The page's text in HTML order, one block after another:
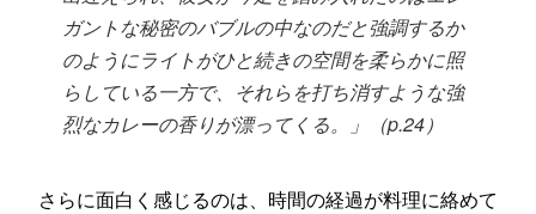
ガントな秘密のバブルの中なのだと強調するか
のようにライトがひと続きの空間を柔らかに照
らしている一方で、それらを打ち消すような強
烈なカレーの香りが漂ってくる。」（p.24）
さらに面白く感じるのは、時間の経過が料理に絡めて